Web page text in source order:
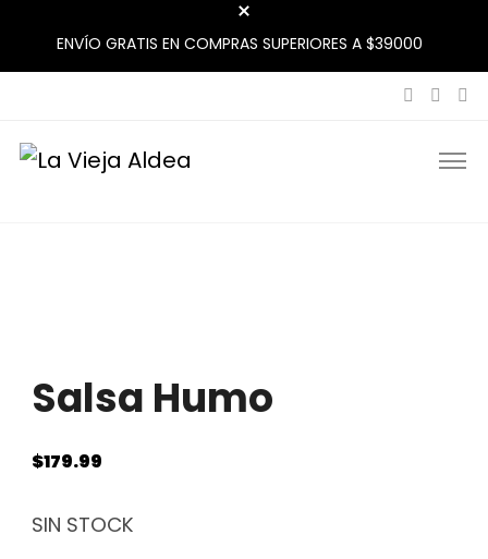
ENVÍO GRATIS EN COMPRAS SUPERIORES A $39000
La Vieja Aldea
Tu Mercado Natural Cerca
Salsa Humo
$179.99
SIN STOCK